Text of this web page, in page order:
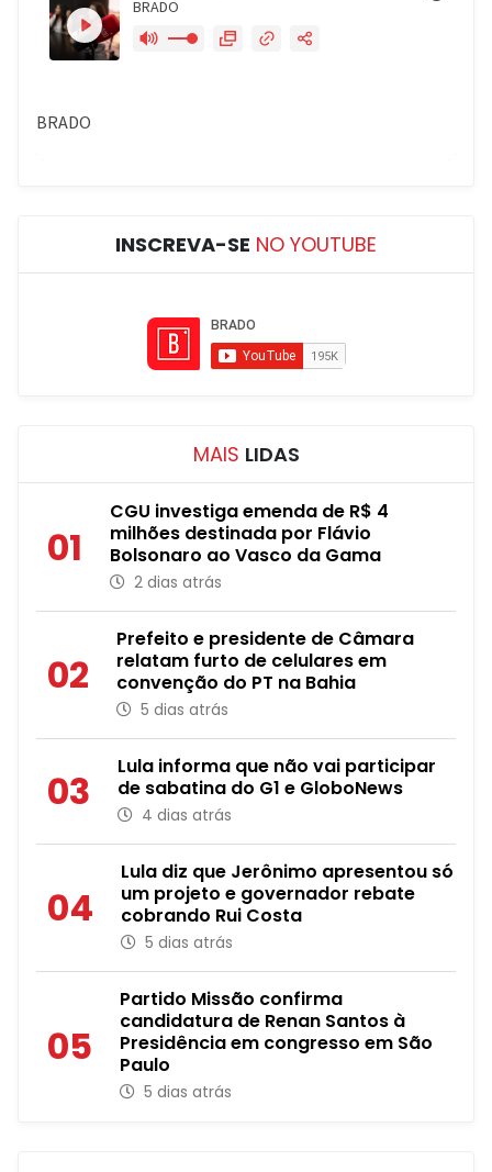
INSCREVA-SE NO YOUTUBE
MAIS LIDAS
01
CGU investiga emenda de R$ 4
milhões destinada por Flávio
Bolsonaro ao Vasco da Gama
2 dias atrás
02
Prefeito e presidente de Câmara
relatam furto de celulares em
convenção do PT na Bahia
5 dias atrás
03
Lula informa que não vai participar
de sabatina do G1 e GloboNews
4 dias atrás
04
Lula diz que Jerônimo apresentou só
um projeto e governador rebate
cobrando Rui Costa
5 dias atrás
05
Partido Missão confirma
candidatura de Renan Santos à
Presidência em congresso em São
Paulo
5 dias atrás